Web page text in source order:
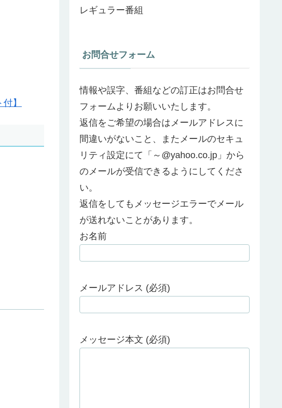
】
レギュラー番組
お問合せフォーム
情報や誤字、番組などの訂正はお問合せ
フォームよりお願いいたします。
返信をご希望の場合はメールアドレスに
間違いがないこと、またメールのセキュ
リティ設定にて「～@yahoo.co.jp」から
のメールが受信できるようにしてくださ
い。
返信をしてもメッセージエラーでメール
が送れないことがあります。
お名前
メールアドレス (必須)
メッセージ本文 (必須)